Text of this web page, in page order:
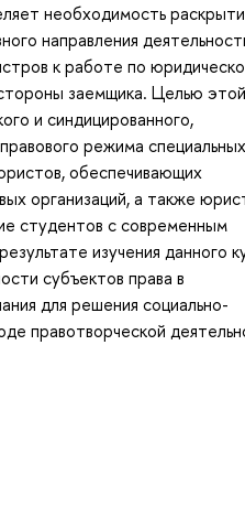
необходимость
направления
к работе по
заемщика. Целью этой
и синдицированного,
режима
обеспечивающих
организаций, а также
студентов с современным
изучения данного
субъектов права в
для решения социально-
правотворческой